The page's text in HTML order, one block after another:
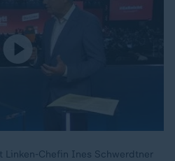
Chefin Ines Schwerdtner